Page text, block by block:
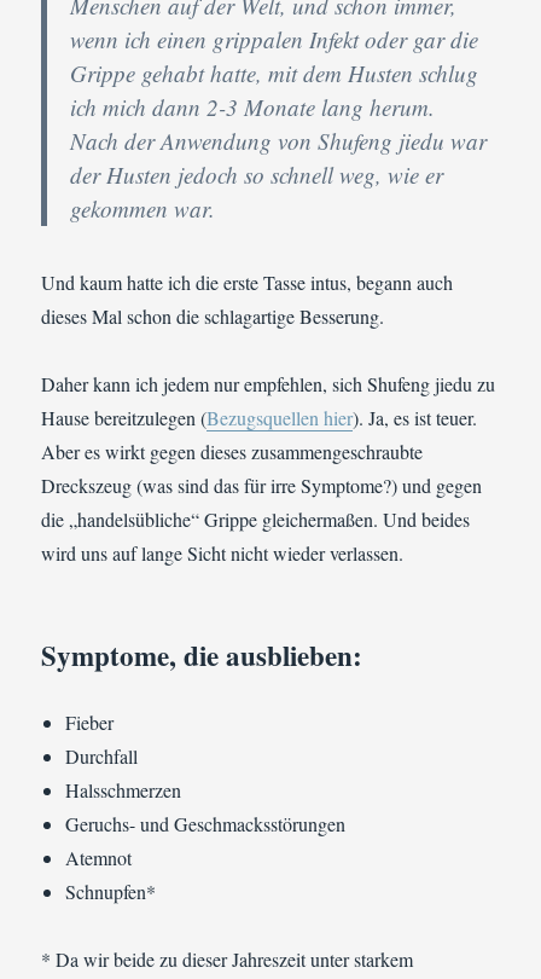
wenn ich einen grippalen Infekt oder gar die
Grippe gehabt hatte, mit dem Husten schlug
ich mich dann 2-3 Monate lang herum.
Nach der Anwendung von Shufeng jiedu war
der Husten jedoch so schnell weg, wie er
gekommen war.
Und kaum hatte ich die erste Tasse intus, begann auch
dieses Mal schon die schlagartige Besserung.
Daher kann ich jedem nur empfehlen, sich Shufeng jiedu zu
Hause bereitzulegen (Bezugsquellen hier). Ja, es ist teuer.
Aber es wirkt gegen dieses zusammengeschraubte
Dreckszeug (was sind das für irre Symptome?) und gegen
die „handelsübliche“ Grippe gleichermaßen. Und beides
wird uns auf lange Sicht nicht wieder verlassen.
Symptome, die ausblieben:
Fieber
Durchfall
Halsschmerzen
Geruchs- und Geschmacksstörungen
Atemnot
Schnupfen*
* Da wir beide zu dieser Jahreszeit unter starkem